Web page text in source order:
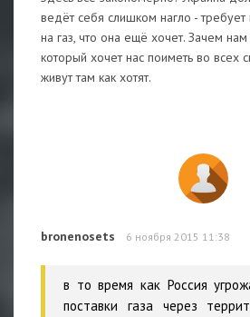
ведёт себя слишком нагло - требует
на газ, что она ещё хочет. Зачем нам
который хочет нас поиметь во всех
живут там как хотят.
bronenosets 6 ноября 2015 11:38
в то время как Россия
поставки газа через